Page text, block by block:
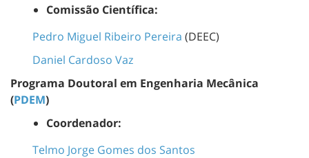
Comissão Científica:
Pedro Miguel Ribeiro Pereira (DEEC)
Daniel Cardoso Vaz
Programa Doutoral em Engenharia Mecânica
(PDEM)
Coordenador:
Telmo Jorge Gomes dos Santos